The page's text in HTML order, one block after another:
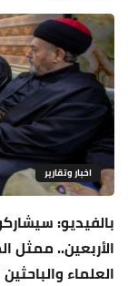
اخبار وتقارير
بالفيديو:
الأربعين.. ممثل
العلماء